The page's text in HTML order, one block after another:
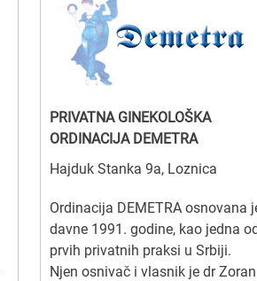
PRIVATNA GINEKOLOŠKA
ORDINACIJA DEMETRA
Hajduk Stanka 9a, Loznica
Ordinacija DEMETRA osnovana
davne 1991. godine, kao jedna
prvih privatnih praksi u Srbiji.
Njen osnivač i vlasnik je dr Zoran